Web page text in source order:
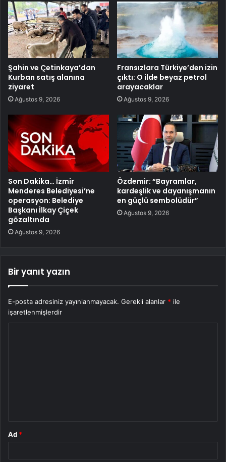
Şahin ve Çetinkaya’dan
Kurban satış alanına
ziyaret
Ağustos 9, 2026
Fransızlara Türkiye’den izin
çıktı: O ilde beyaz petrol
arayacaklar
Ağustos 9, 2026
Son Dakika… İzmir
Menderes Belediyesi’ne
operasyon: Belediye
Başkanı İlkay Çiçek
gözaltında
Ağustos 9, 2026
Özdemir: “Bayramlar,
kardeşlik ve dayanışmanın
en güçlü sembolüdür”
Ağustos 9, 2026
Bir yanıt yazın
E-posta adresiniz yayınlanmayacak. Gerekli alanlar * ile
işaretlenmişlerdir
Ad *